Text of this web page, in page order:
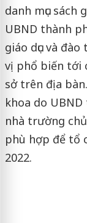
danh mục
UBND thành
giáo dục và
vị phổ biến tới
sở trên địa
khoa do
nhà trường
phù hợp để tổ
2022.